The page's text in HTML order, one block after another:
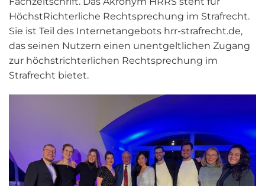
HöchstRichterliche Rechtsprechung im Strafrecht.
Sie ist Teil des Internetangebots hrr-strafrecht.de,
das seinen Nutzern einen unentgeltlichen Zugang
zur höchstrichterlichen Rechtsprechung im
Strafrecht bietet.